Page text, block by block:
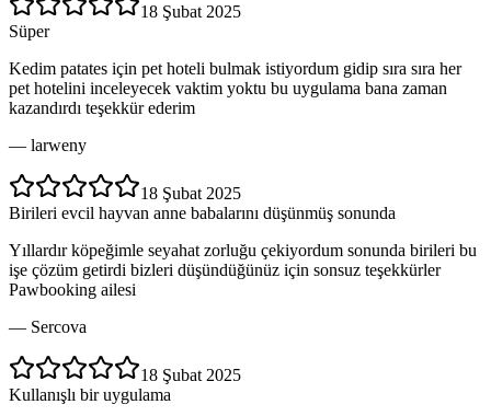
18 Şubat 2025
Süper
Kedim patates için pet hoteli bulmak istiyordum gidip sıra sıra her
pet hotelini inceleyecek vaktim yoktu bu uygulama bana zaman
kazandırdı teşekkür ederim
— larweny
18 Şubat 2025
Birileri evcil hayvan anne babalarını düşünmüş sonunda
Yıllardır köpeğimle seyahat zorluğu çekiyordum sonunda birileri bu
işe çözüm getirdi bizleri düşündüğünüz için sonsuz teşekkürler
Pawbooking ailesi
— Sercova
18 Şubat 2025
Kullanışlı bir uygulama